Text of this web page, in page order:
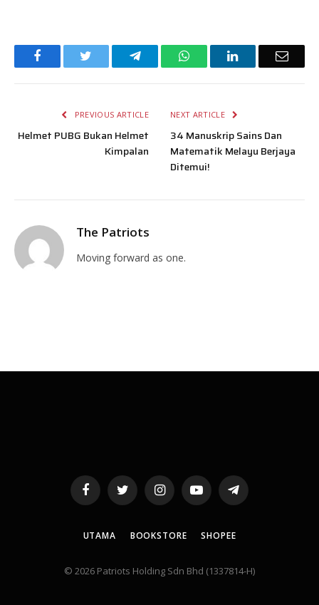
Facebook TelegramWhatsAppLinkedIn Email
PREVIOUS ARTICLE
Helmet PUBG Bukan Helmet
Kimpalan
NEXT ARTICLE
34 Manuskrip Sains Dan
Matematik Melayu Berjaya
Ditemui!
The Patriots
Moving forward as one.
FacebookTwitter InstagramYouTubeTelegram
UTAMA BOOKSTORE SHOPEE
© 2026 Patriots Holding Sdn Bhd (1337814-H)